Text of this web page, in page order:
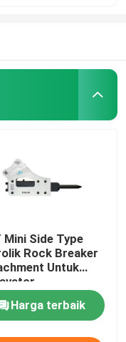
Mini Side Type
Rock Breaker
Untuk
Harga terbaik